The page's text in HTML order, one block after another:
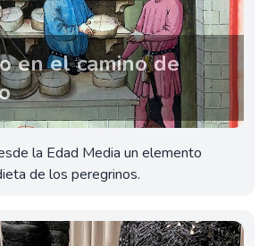
en el camino de
la Edad Media un elemento
de los peregrinos.